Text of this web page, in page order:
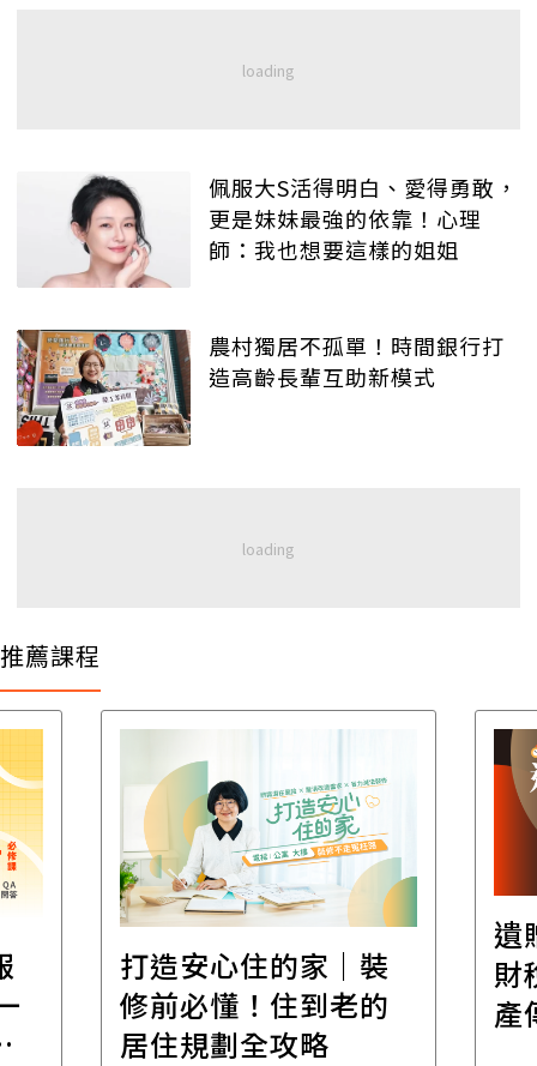
佩服大S活得明白、愛得勇敢，
更是妹妹最強的依靠！心理
師：我也想要這樣的姐姐
農村獨居不孤單！時間銀行打
造高齡長輩互助新模式
推薦課程
打造安心住的家｜裝
修前必懂！住到老的
居住規劃全攻略
遺贈稅規
財稅專家
產傳承更